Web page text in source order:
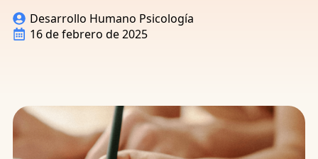
Desarrollo Humano Psicología
16 de febrero de 2025